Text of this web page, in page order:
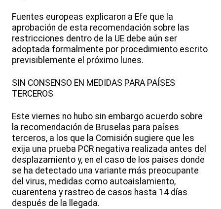
Fuentes europeas explicaron a Efe que la
aprobación de esta recomendación sobre las
restricciones dentro de la UE debe aún ser
adoptada formalmente por procedimiento escrito
previsiblemente el próximo lunes.
SIN CONSENSO EN MEDIDAS PARA PAÍSES
TERCEROS
Este viernes no hubo sin embargo acuerdo sobre
la recomendación de Bruselas para países
terceros, a los que la Comisión sugiere que les
exija una prueba PCR negativa realizada antes del
desplazamiento y, en el caso de los países donde
se ha detectado una variante más preocupante
del virus, medidas como autoaislamiento,
cuarentena y rastreo de casos hasta 14 días
después de la llegada.